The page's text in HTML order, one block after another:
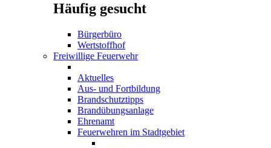
Häufig gesucht
Bürgerbüro
Wertstoffhof
Freiwillige Feuerwehr
Aktuelles
Aus- und Fortbildung
Brandschutztipps
Brandübungsanlage
Ehrenamt
Feuerwehren im Stadtgebiet